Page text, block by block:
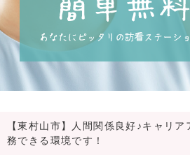
【東村山市】人間関係良好♪キャリ
務できる環境です！